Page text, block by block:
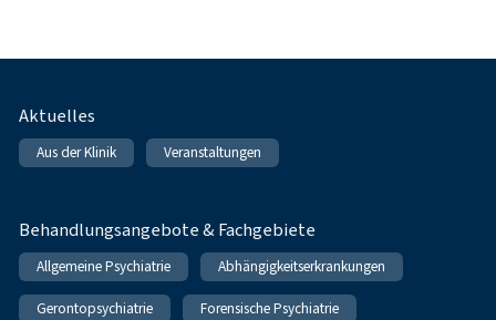
Fußnavigation
Aktuelles
Aus der Klinik Veranstaltungen
Behandlungsangebote & Fachgebiete
Allgemeine Psychiatrie Abhängigkeitserkrankungen
Gerontopsychiatrie Forensische Psychiatrie